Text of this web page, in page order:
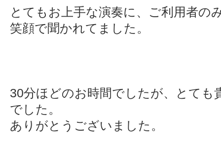
とてもお上手な演奏に、ご利用者の
笑顔で聞かれてました。
30分ほどのお時間でしたが、とても
でした。
ありがとうございました。